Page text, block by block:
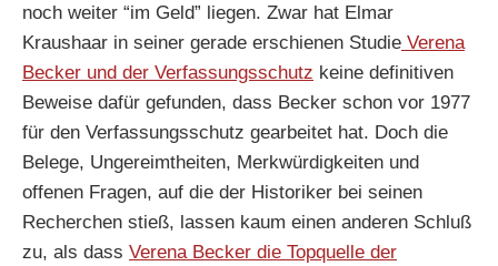
noch weiter “im Geld” liegen. Zwar hat Elmar
Kraushaar in seiner gerade erschienen Studie Verena
Becker und der Verfassungsschutz keine definitiven
Beweise dafür gefunden, dass Becker schon vor 1977
für den Verfassungsschutz gearbeitet hat. Doch die
Belege, Ungereimtheiten, Merkwürdigkeiten und
offenen Fragen, auf die der Historiker bei seinen
Recherchen stieß, lassen kaum einen anderen Schluß
zu, als dass Verena Becker die Topquelle der